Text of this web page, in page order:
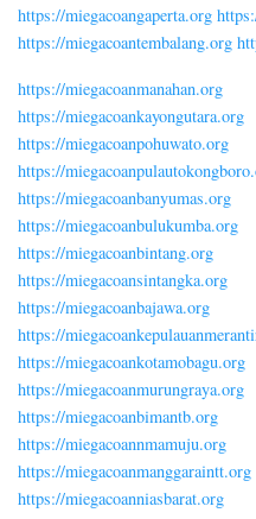
https://miegacoangaperta.org
https://miegacoantembalang.org
https://miegacoanmanahan.org
https://miegacoankayongutara.org
https://miegacoanpohuwato.org
https://
https://miegacoanbanyumas.org
https://miegacoanbulukumba.org
https://miegacoanbintang.org
https://miegacoansintangka.org
https://miegacoanbajawa.org
https://
https://miegacoankotamobagu.org
https://miegacoanmurungraya.org
https://miegacoanbimantb.org
https://miegacoannmamuju.org
https://miegacoanmanggaraintt.org
https://miegacoanniasbarat.org